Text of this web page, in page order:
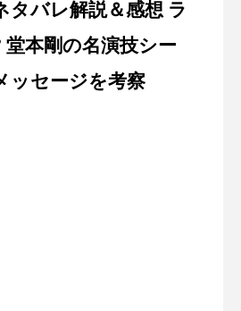
タバレ解説＆感想 ラ
堂本剛の名演技シー
ッセージを考察